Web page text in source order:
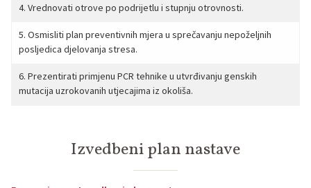
4. Vrednovati otrove po podrijetlu i stupnju otrovnosti.
5. Osmisliti plan preventivnih mjera u sprečavanju nepoželjnih
posljedica djelovanja stresa.
6. Prezentirati primjenu PCR tehnike u utvrđivanju genskih
mutacija uzrokovanih utjecajima iz okoliša.
Izvedbeni plan nastave